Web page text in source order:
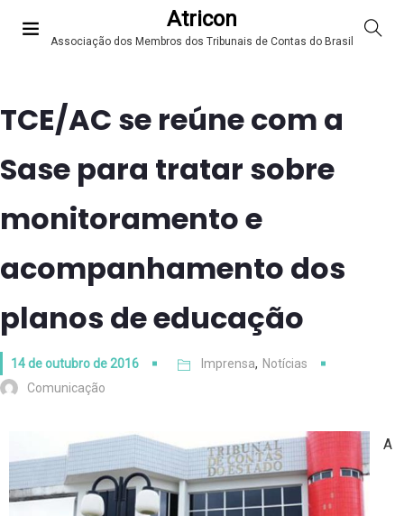
Atricon
Associação dos Membros dos Tribunais de Contas do Brasil
TCE/AC se reúne com a
Sase para tratar sobre
monitoramento e
acompanhamento dos
planos de educação
14 de outubro de 2016 Imprensa, Notícias
Comunicação
A